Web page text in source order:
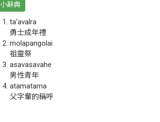
小辭典
ta‘avalra
勇士成年禮
molapangolai
祖靈祭
asavasavahe
男性青年
atamatama
父字輩的稱呼